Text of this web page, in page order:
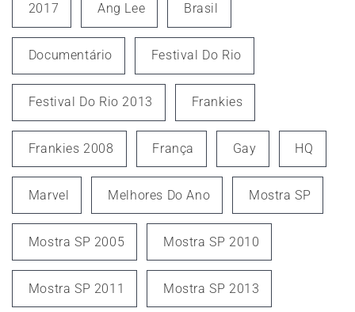
2017 Ang Lee Brasil
Documentário Festival Do Rio
Festival Do Rio 2013 Frankies
Frankies 2008 França Gay HQ
Marvel Melhores Do Ano Mostra SP
Mostra SP 2005 Mostra SP 2010
Mostra SP 2011 Mostra SP 2013